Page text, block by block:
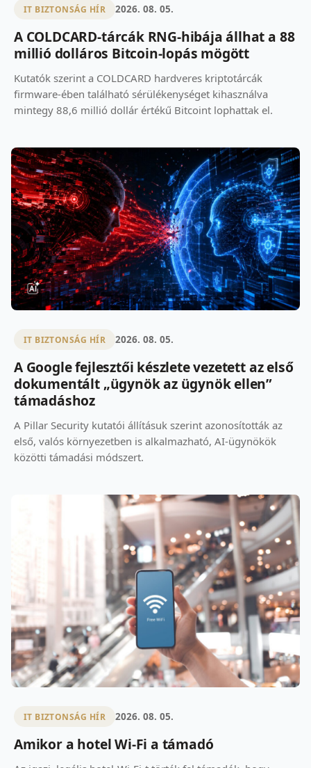
IT BIZTONSÁG HÍR 2026. 08. 05.
A COLDCARD-tárcák RNG-hibája állhat a 88
millió dolláros Bitcoin-lopás mögött
Kutatók szerint a COLDCARD hardveres kriptotárcák
firmware-ében található sérülékenységet kihasználva
mintegy 88,6 millió dollár értékű Bitcoint lophattak el.
IT BIZTONSÁG HÍR 2026. 08. 05.
A Google fejlesztői készlete vezetett az első
dokumentált „ügynök az ügynök ellen”
támadáshoz
A Pillar Security kutatói állításuk szerint azonosították az
első, valós környezetben is alkalmazható, AI-ügynökök
közötti támadási módszert.
IT BIZTONSÁG HÍR 2026. 08. 05.
Amikor a hotel Wi-Fi a támadó